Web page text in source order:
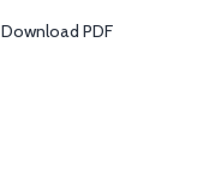
Download PDF